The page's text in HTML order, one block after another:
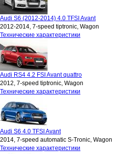
Audi S6 (2012-2014) 4.0 TFSI Avant
2012-2014, 7-speed tiptronic, Wagon
Технические характеристики
Audi RS4 4.2 FSI Avant quattro
2012, 7-speed tiptronic, Wagon
Технические характеристики
Audi S6 4.0 TFSI Avant
2014, 7-speed automatic S-Tronic, Wagon
Технические характеристики